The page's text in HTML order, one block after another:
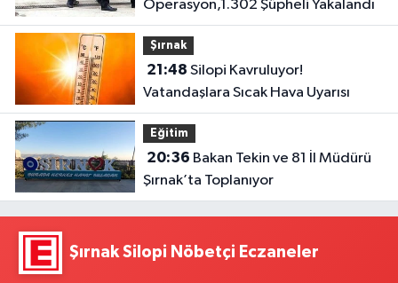
Operasyon,1.302 Şüpheli Yakalandı
Şırnak
21:48
Vatandaşlara Sıcak Hava Uyarısı
Eğitim
20:36
Şırnak’ta Toplanıyor
Şırnak Silopi Nöbetçi Eczaneler